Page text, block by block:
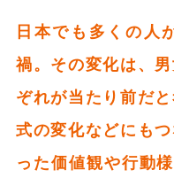
日本でも多くの人
禍。その変化は、
ぞれが当たり前だ
式の変化などにも
った価値観や行動